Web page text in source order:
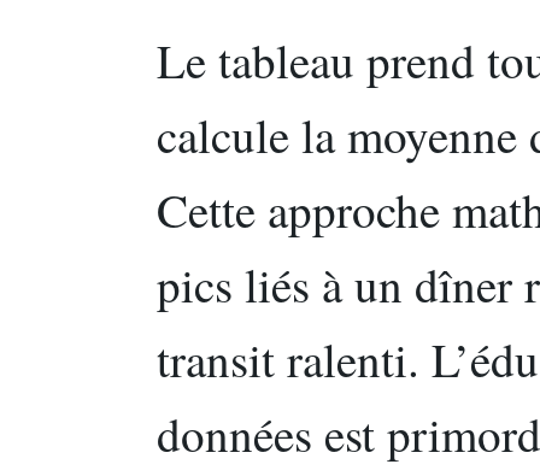
Le tableau prend
calcule la moyenne
Cette approche
pics liés à un dîner
transit ralenti.
données est